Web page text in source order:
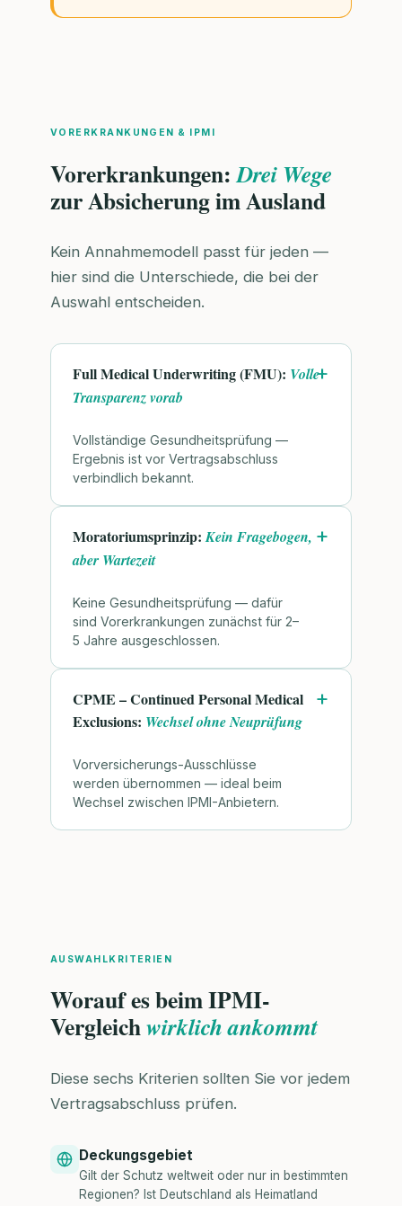
VORERKRANKUNGEN & IPMI
Vorerkrankungen:Drei Wege
zur Absicherung im Ausland
Kein Annahmemodell passt für jeden —
hier sind die Unterschiede, die bei der
Auswahl entscheiden.
Full Medical Underwriting (FMU): Volle
Transparenz vorab
Vollständige Gesundheitsprüfung —
Ergebnis ist vor Vertragsabschluss
verbindlich bekannt.
Moratoriumsprinzip:Kein Fragebogen,
aber Wartezeit
Keine Gesundheitsprüfung — dafür
sind Vorerkrankungen zunächst für 2–
5 Jahre ausgeschlossen.
CPME – Continued Personal Medical
Exclusions: Wechsel ohne Neuprüfung
Vorversicherungs-Ausschlüsse
werden übernommen — ideal beim
Wechsel zwischen IPMI-Anbietern.
AUSWAHLKRITERIEN
Worauf es beim IPMI-
Vergleichwirklich ankommt
Diese sechs Kriterien sollten Sie vor jedem
Vertragsabschluss prüfen.
Deckungsgebiet
Gilt der Schutz weltweit oder nur in bestimmten
Regionen? Ist Deutschland als Heimatland